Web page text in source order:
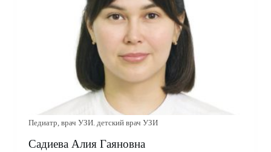
Педиатр, врач УЗИ. детский врач УЗИ
Садиева Алия Гаяновна